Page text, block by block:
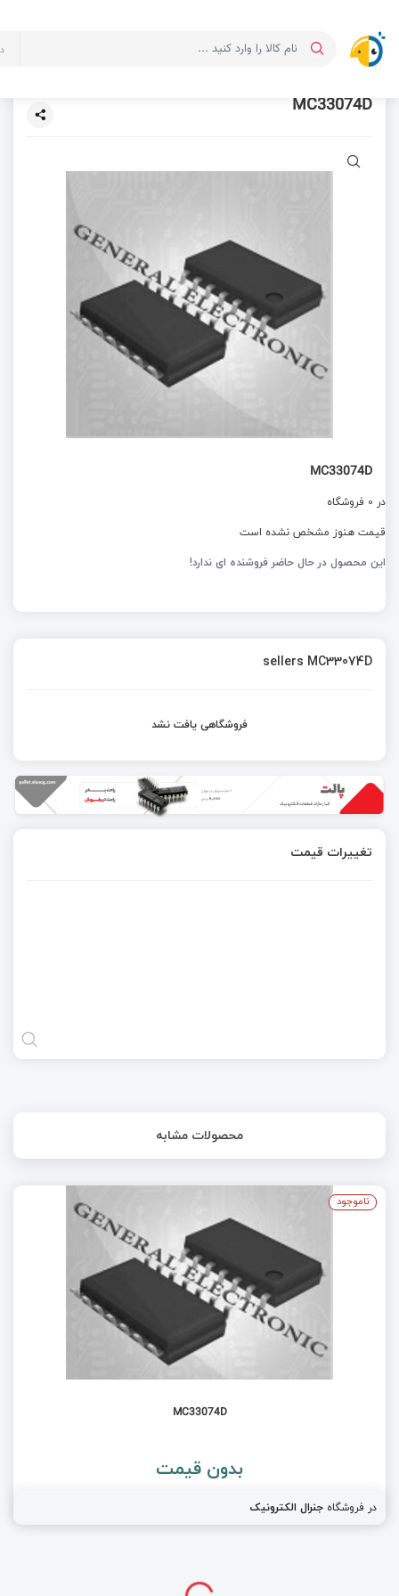
MC33074D
MC33074D
در 0 فروشگاه
قیمت هنوز مشخص نشده است
این محصول در حال حاضر فروشنده ای ندارد!
sellers MC33074D
فروشگاهی یافت نشد
تغییرات قیمت
محصولات مشابه
MC33074D
بدون قیمت
در فروشگاه جنرال الکترونیک
ناموجود